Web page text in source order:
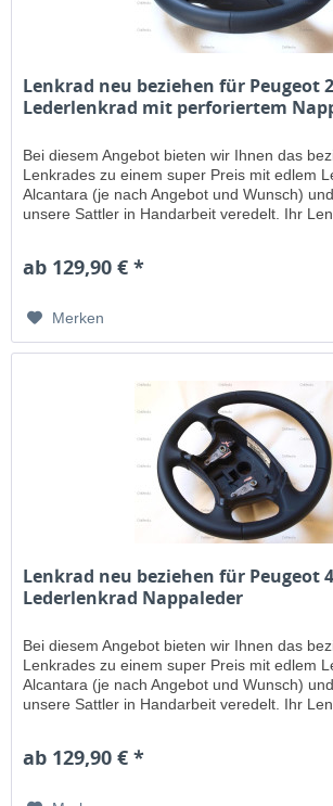
Lenkrad neu beziehen für Peugeot
Lederlenkrad mit perforiertem
Bei diesem Angebot bieten wir Ihnen das
Lenkrades zu einem super Preis mit edlem
Alcantara (je nach Angebot und Wunsch)
unsere Sattler in Handarbeit veredelt. Ihr
ab 129,90 € *
Merken
Lenkrad neu beziehen für Peugeot
Lederlenkrad Nappaleder
Bei diesem Angebot bieten wir Ihnen das
Lenkrades zu einem super Preis mit edlem
Alcantara (je nach Angebot und Wunsch)
unsere Sattler in Handarbeit veredelt. Ihr
ab 129,90 € *